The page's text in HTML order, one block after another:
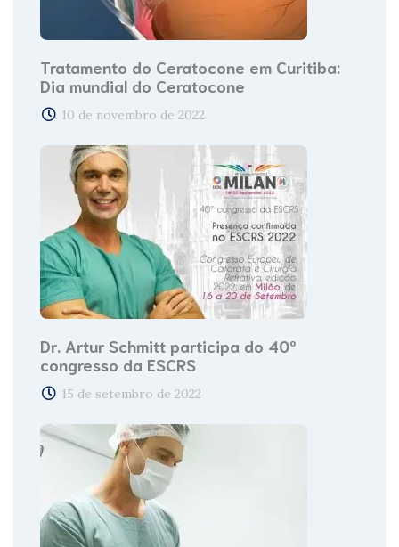
Tratamento do Ceratocone em Curitiba:
Dia mundial do Ceratocone
10 de novembro de 2022
Dr. Artur Schmitt participa do 40º
congresso da ESCRS
15 de setembro de 2022